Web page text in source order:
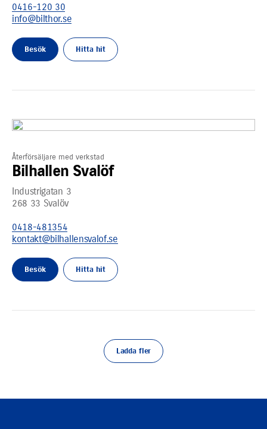
0416-120 30
info@bilthor.se
Besök Hitta hit
Återförsäljare med verkstad
Bilhallen Svalöf
Industrigatan 3
268 33 Svalöv
0418-481354
kontakt@bilhallensvalof.se
Besök Hitta hit
Ladda fler